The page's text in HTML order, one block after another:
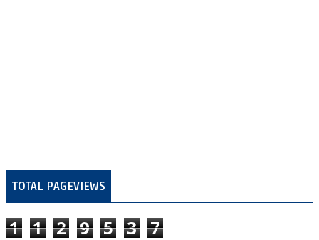
TOTAL PAGEVIEWS
1 1 2 9 5 3 7